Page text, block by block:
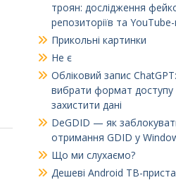
троян: дослідження
репозиторіїв та YouTube-
Прикольні картинки
Не є
Обліковий запис
вибрати формат доступу
захистити дані
DeGDID — як
отримання GDID у
Що ми слухаємо?
Дешеві Android ТВ-